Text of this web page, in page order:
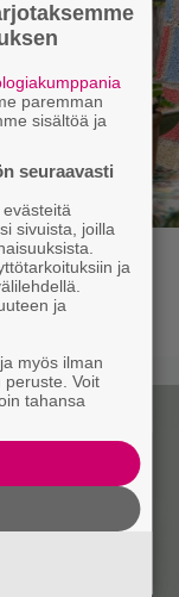
elokuva
paremman
sisältöä ja
seuraavasti
sivuista, joilla
ja
ja
myös ilman
peruste. Voit
tahansa